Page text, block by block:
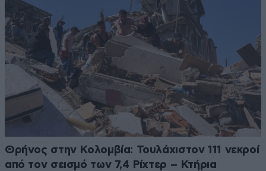
Θρήνος στην Κολομβία: Τουλάχιστον 111 νεκροί
από τον σεισμό των 7,4 Ρίχτερ – Κτήρια